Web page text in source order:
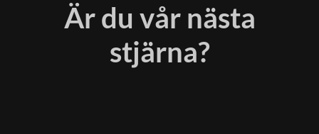
Är du vår nästa
stjärna?